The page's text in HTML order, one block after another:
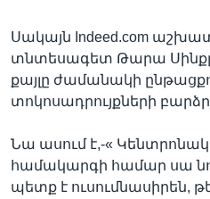
Սակայն Indeed.com
տնտեսագետ Թարա
քայլը ժամանակի
տոկոսադրույքների
Նա ասում է,-«
համակարգի համար սա
պետք է ուսումնասիրեն,